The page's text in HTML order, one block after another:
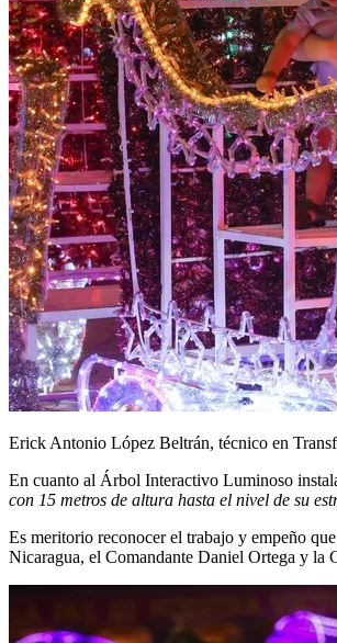
Erick Antonio López Beltrán, técnico en
En cuanto al Árbol Interactivo Luminoso
con 15 metros de altura hasta el nivel de su
Es meritorio reconocer el trabajo y empeño
Nicaragua, el Comandante Daniel Ortega y la